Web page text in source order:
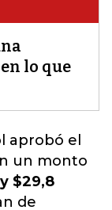
lo que
aprobó el
un monto
$29,8
de